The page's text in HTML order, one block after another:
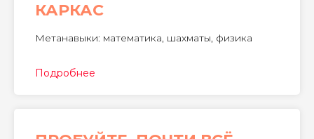
КАРКАС
Метанавыки: математика, шахматы, физика
Подробнее